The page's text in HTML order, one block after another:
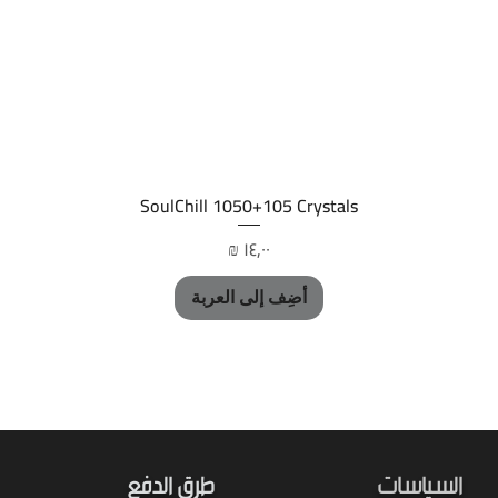
العرض السريع
SoulChill 1050+105 Crystals
السعر
أضِف إلى العربة
طرق الدفع السياسات